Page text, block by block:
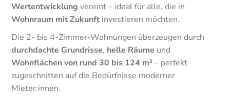
Wertentwicklung vereint – ideal für alle, die in
Wohnraum mit Zukunft investieren möchten.
Die 2- bis 4-Zimmer-Wohnungen überzeugen durch
durchdachte Grundrisse, helle Räume und
Wohnflächen von rund 30 bis 124 m²– perfekt
zugeschnitten auf die Bedürfnisse moderner
Mieter:innen.